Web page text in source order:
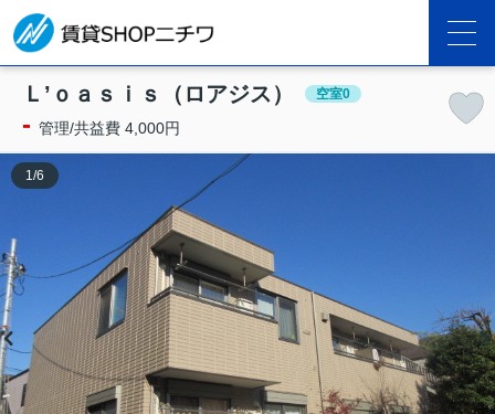
Ｌ’ｏａｓｉｓ（ロアジス） 空室0
- 管理/共益費 4,000円
1 /6